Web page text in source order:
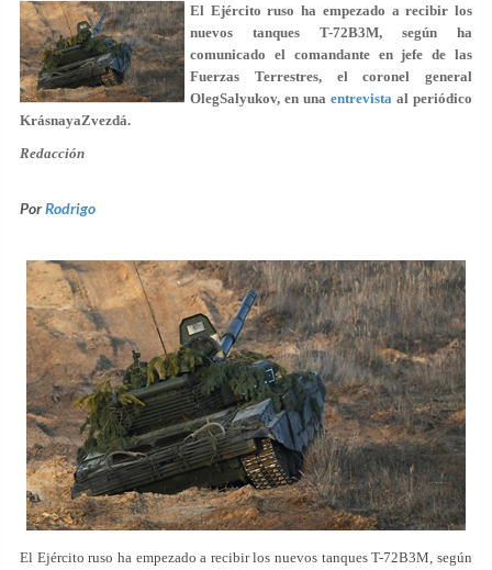
El Ejército ruso ha empezado a recibir los
nuevos tanques T-72B3M, según ha
comunicado el comandante en jefe de las
Fuerzas Terrestres, el coronel general
OlegSalyukov, en una entrevista al periódico
KrásnayaZvezdá.
Redacción
PorRodrigo
El Ejército ruso ha empezado a recibir los nuevos tanques T-72B3M, según